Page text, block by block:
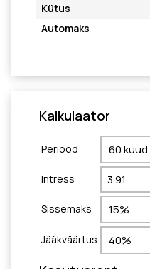
Kütus
Automaks
Kalkulaator
Periood
Intress
Sissemaks
Jääkväärtus